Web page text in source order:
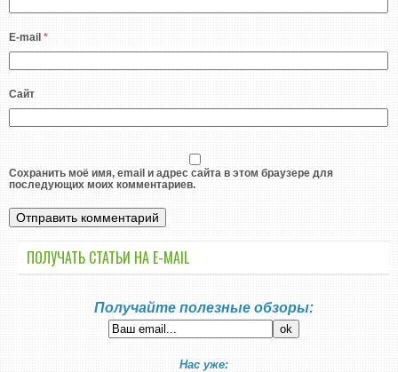
E-mail *
Сайт
Сохранить моё имя, email и адрес сайта в этом браузере для
последующих моих комментариев.
ПОЛУЧАТЬ СТАТЬИ НА E-MАIL
Получайте полезные обзоры:
Нас уже: